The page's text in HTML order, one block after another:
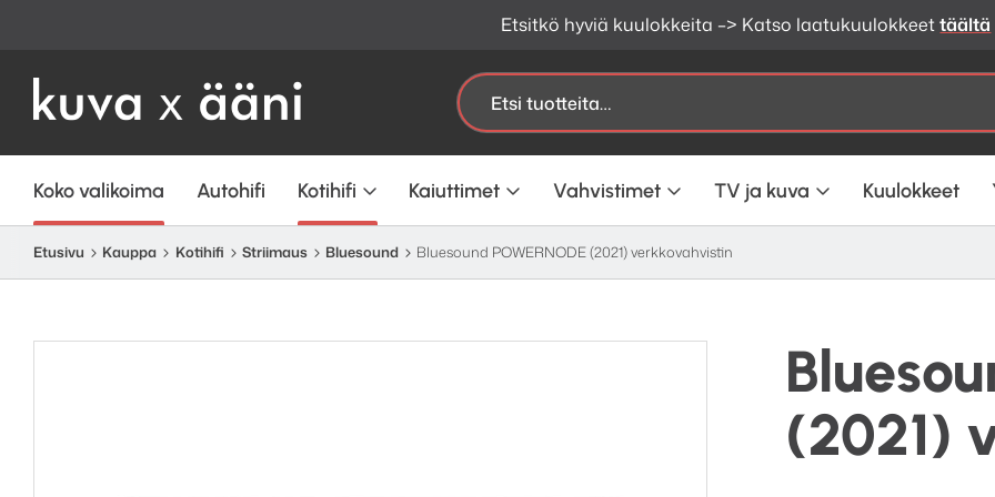
Laatuäänentoiston verkkokauppa | Ilmainen toimitus yli 200€
Etsi:
Koko valikoima Autohifi Kotihifi Kaiuttimet Vahvistimet TV ja kuva Kuulokkeet
Etusivu Kauppa Kotihifi Striimaus Bluesound Bluesound POWERNODE (2021) verkkovahvistin
(2021)